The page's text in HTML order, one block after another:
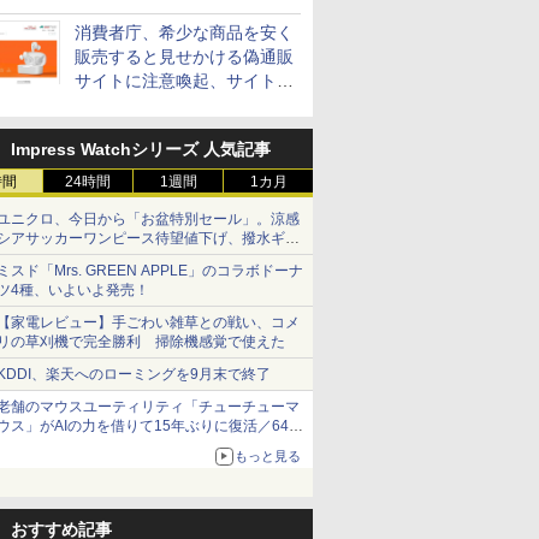
消費者庁、希少な商品を安く
販売すると見せかける偽通販
サイトに注意喚起、サイト名
Impress Watchシリーズ 人気記事
24時間 1週間 1カ月
ニクロ、今日から「お盆特別セール」。涼感
アサッカーワンピース待望値下げ、撥水ギア
ョーツは1990円に
スド「Mrs. GREEN APPLE」のコラボドーナ
4種、いよいよ発売！
家電レビュー】手ごわい雑草との戦い、コメ
の草刈機で完全勝利 掃除機感覚で使えた
、楽天へのローミングを9月末で終了
舗のマウスユーティリティ「チューチューマ
ス」がAIの力を借りて15年ぶりに復活／64bit
、Windows 10/11、「Chrome」も走り回
。復活記念で2026年末まで500円
もっと見る
おすすめ記事